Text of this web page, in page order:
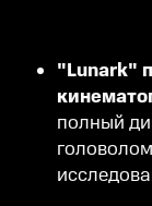
"Lunark"
полный